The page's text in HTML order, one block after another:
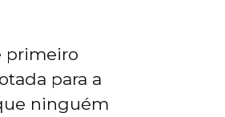
primeiro
para a
ninguém